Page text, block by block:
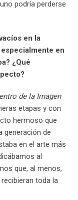
podría perderse
en la
en
¿Qué
de la Imagen
etapas y con
hermoso que
generación de
en el arte más
al
que, al menos,
toda la